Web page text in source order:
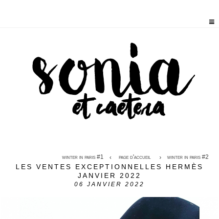
winter in paris #1 page d'accueil winter in paris #2
LES VENTES EXCEPTIONNELLES HERMÈS
JANVIER 2022
06 JANVIER 2022